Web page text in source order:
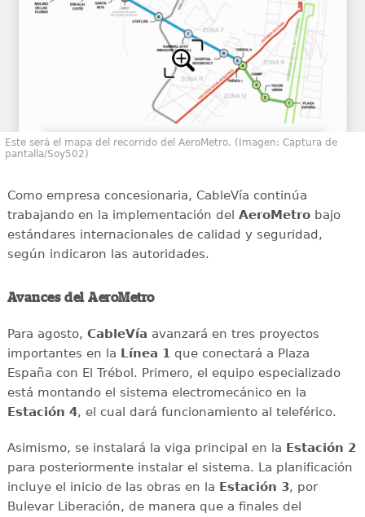
Este será el mapa del recorrido del AeroMetro. (Imagen: Captura de
pantalla/Soy502)
Como empresa concesionaria, CableVía continúa
trabajando en la implementación del AeroMetrobajo
estándares internacionales de calidad y seguridad,
según indicaron las autoridades.
Avances del AeroMetro
Para agosto, CableVía avanzará en tres proyectos
importantes en la Línea 1que conectará a Plaza
España con El Trébol. Primero, el equipo especializado
está montando el sistema electromecánico en la
Estación 4, el cual dará funcionamiento al teleférico.
Asimismo, se instalará la viga principal en la Estación 2
para posteriormente instalar el sistema. La planificación
incluye el inicio de las obras en la Estación 3, por
Bulevar Liberación, de manera que a finales del